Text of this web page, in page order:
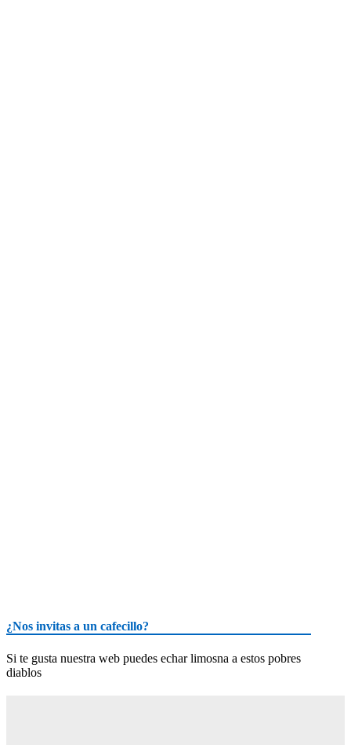
¿Nos invitas a un cafecillo?
Si te gusta nuestra web puedes echar limosna a estos pobres
diablos